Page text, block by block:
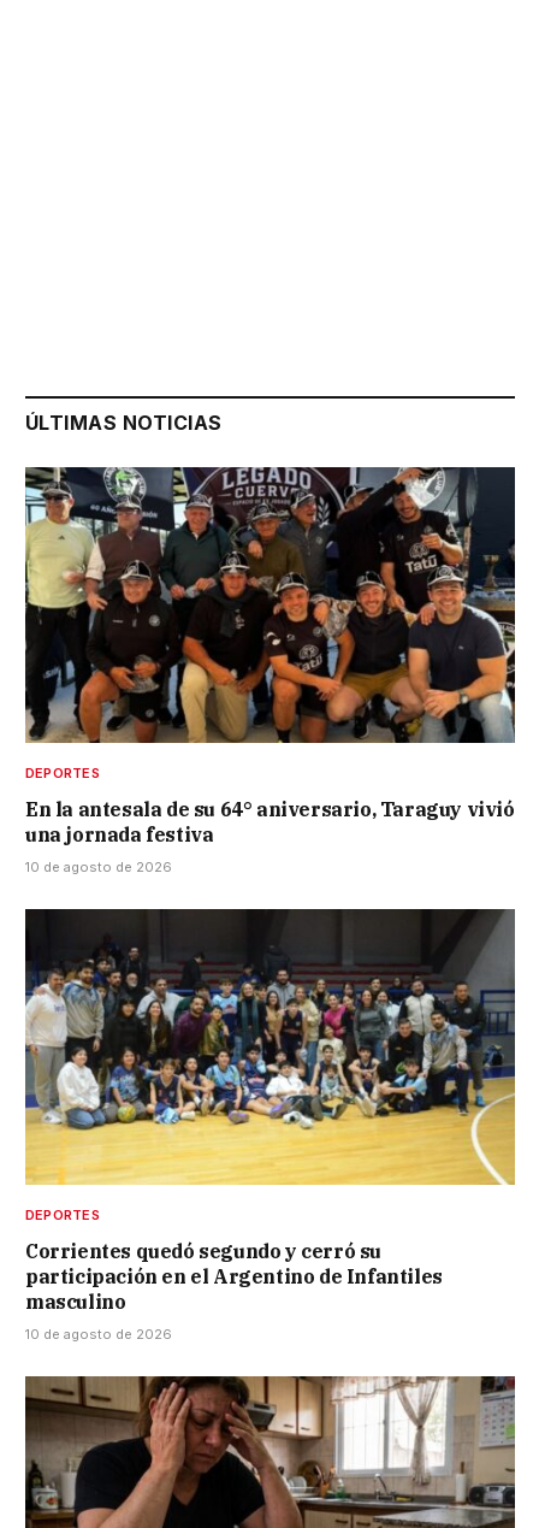
ÚLTIMAS NOTICIAS
DEPORTES
En la antesala de su 64° aniversario, Taraguy vivió
una jornada festiva
10 de agosto de 2026
DEPORTES
Corrientes quedó segundo y cerró su
participación en el Argentino de Infantiles
masculino
10 de agosto de 2026